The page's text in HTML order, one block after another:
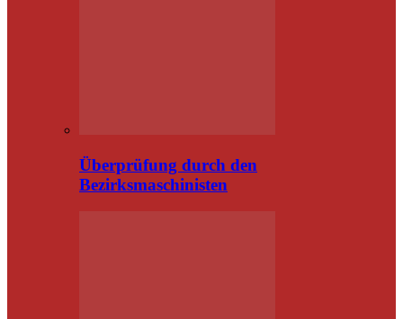
Überprüfung durch den
Bezirksmaschinisten